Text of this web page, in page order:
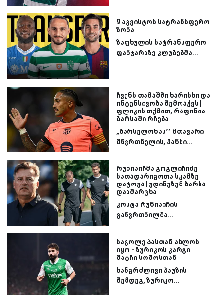
9 აგვისტოს სატრანსფერო
ზონა
ზაფხულის სატრანსფერო
ფანჯარაზე კლუბებმა...
ჩვენს თამაშში ხარისხი და
ინტენსივობა შემოაქვს |
ფლიკის თქმით, რაფინია
ბარსაში რჩება
„ბარსელონას’’ მთავარი
მწვრთნელის, ჰანსი...
რუნიაიჩმა გოგლიჩიძე
სათადარიგოთა სკამზე
დატოვა | უდინეზემ ბარსა
დაამარცხა
კოსტა რუნიაიჩის
გაწვრთნილმა...
საგოლე პასთან ახლოს
იყო - ზურიკოს კარგი
მატჩი სოშოსთან
ხანგრძლივი პაუზის
შემდეგ, ზურიკო...